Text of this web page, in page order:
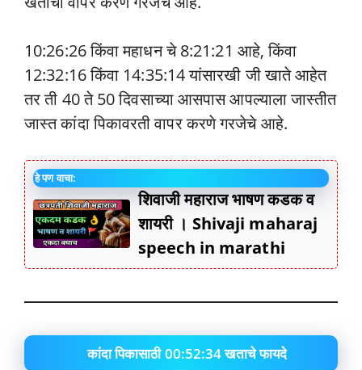
10:26:26 किंवा महाधन चे 8:21:21 आहे, किंवा
12:32:16 किंवा 14:35:14 यांसारखी जी खाते आहेत
तर ती 40 ते 50 दिवसाच्या आसपास आपल्याला जास्तीत
जास्त कांदा पिकावरती वापर करणे गरजेचे आहे.
हे पण वाचा:
शिवाजी महाराज भाषण कडक व
शायरी । Shivaji maharaj
speech in marathi
कांदा पिकासाठी 00:52:34 खताचे फायदे